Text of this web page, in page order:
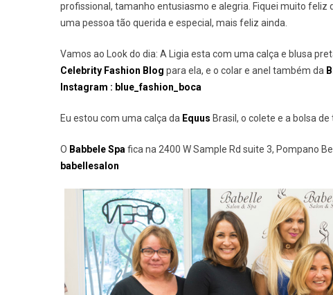
profissional, tamanho entusiasmo e alegria. Fiquei muito
uma pessoa tão querida e especial, mais feliz ainda.
Vamos ao Look do dia: A Ligia esta com uma calça e blusa
Celebrity Fashion Blog para ela, e o colar e anel também da
Instagram : blue_fashion_boca
Eu estou com uma calça da Equus Brasil, o colete e a bolsa
O Babbele Spafica na 2400 W Sample Rd suite 3, Pompano
babellesalon